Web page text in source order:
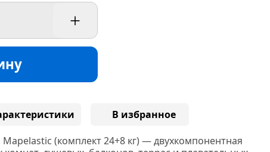
+
В избранное
Mapelastic (комплект24+8 кг) — двухкомпонентная